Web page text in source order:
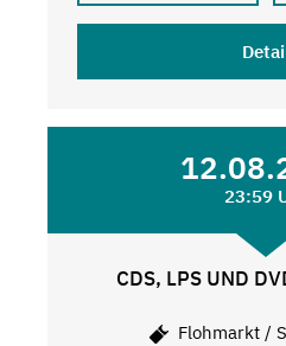
23:59
CDS, LPS UND
Flohmarkt /